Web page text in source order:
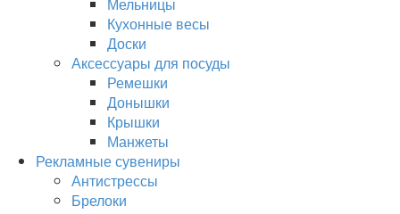
Кухонные весы
Доски
Аксессуары для посуды
Ремешки
Донышки
Крышки
Манжеты
Рекламные сувениры
Антистрессы
Брелоки